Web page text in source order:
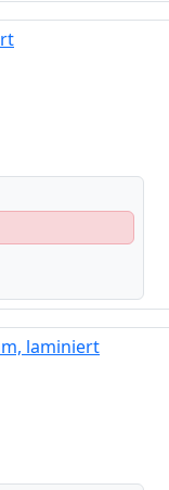
laminiert